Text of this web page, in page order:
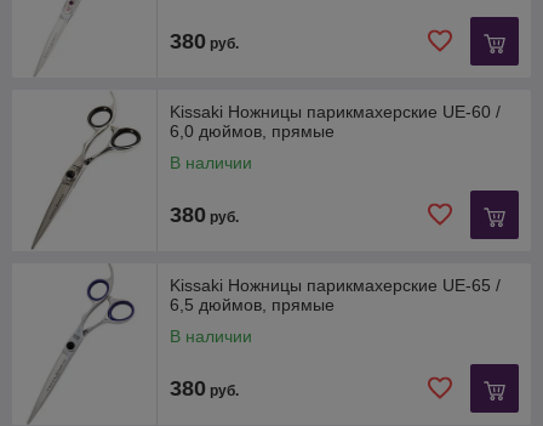
380 руб.
Kissaki Ножницы парикмахерские UE-60 /
6,0 дюймов, прямые
В наличии
380 руб.
Kissaki Ножницы парикмахерские UE-65 /
6,5 дюймов, прямые
В наличии
380 руб.